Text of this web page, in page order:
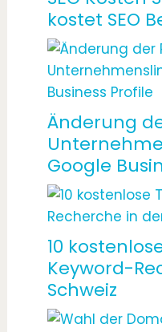
kostet SEO
Änderung
Google
10
Keyword-
Schweiz